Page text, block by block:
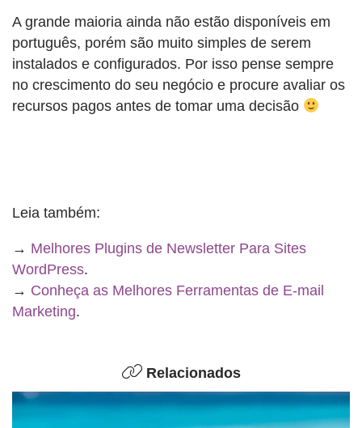
A grande maioria ainda não estão disponíveis em
português, porém são muito simples de serem
instalados e configurados. Por isso pense sempre
no crescimento do seu negócio e procure avaliar os
recursos pagos antes de tomar uma decisão
Leia também:
→ Melhores Plugins de Newsletter Para Sites
WordPress.
→ Conheça as Melhores Ferramentas de E-mail
Marketing.
Relacionados